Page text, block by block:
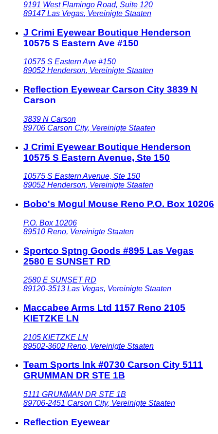
9191 West Flamingo Road, Suite 120
89147 Las Vegas, Vereinigte Staaten
J Crimi Eyewear Boutique Henderson
10575 S Eastern Ave #150
10575 S Eastern Ave #150
89052 Henderson, Vereinigte Staaten
Reflection Eyewear Carson City 3839 N
Carson
3839 N Carson
89706 Carson City, Vereinigte Staaten
J Crimi Eyewear Boutique Henderson
10575 S Eastern Avenue, Ste 150
10575 S Eastern Avenue, Ste 150
89052 Henderson, Vereinigte Staaten
Bobo's Mogul Mouse Reno P.O. Box 10206
P.O. Box 10206
89510 Reno, Vereinigte Staaten
Sportco Sptng Goods #895 Las Vegas
2580 E SUNSET RD
2580 E SUNSET RD
89120-3513 Las Vegas, Vereinigte Staaten
Maccabee Arms Ltd 1157 Reno 2105
KIETZKE LN
2105 KIETZKE LN
89502-3602 Reno, Vereinigte Staaten
Team Sports Ink #0730 Carson City 5111
GRUMMAN DR STE 1B
5111 GRUMMAN DR STE 1B
89706-2451 Carson City, Vereinigte Staaten
Reflection Eyewear